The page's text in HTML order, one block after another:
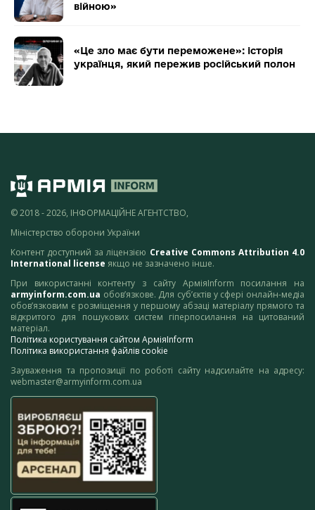
війною»
«Це зло має бути переможене»: історія
українця, який пережив російський полон
© 2018 - 2026, ІНФОРМАЦІЙНЕ АГЕНТСТВО,
Міністерство оборони України
Контент доступний за ліцензією Creative Commons Attribution 4.0
International license якщо не зазначено інше.
При використанні контенту з сайту АрміяInform посилання на
armyinform.com.ua обов’язкове. Для суб’єктів у сфері онлайн-медіа
обов’язковим є розміщення у першому абзаці матеріалу прямого та
відкритого для пошукових систем гіперпосилання на цитований
матеріал.
Політика користування сайтом АрміяInform
Політика використання файлів cookie
Зауваження та пропозиції по роботі сайту надсилайте на адресу:
webmaster@armyinform.com.ua